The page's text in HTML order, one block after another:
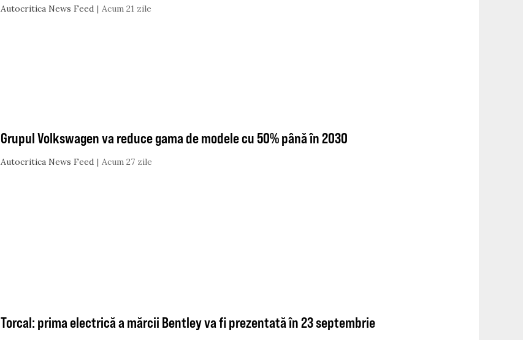
Autocritica News Feed Acum 21 zile
Grupul Volkswagen va reduce gama de modele cu 50% până în 2030
Autocritica News Feed Acum 27 zile
Torcal: prima electrică a mărcii Bentley va fi prezentată în 23 septembrie